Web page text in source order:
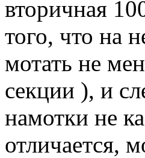
вторичная
того, что на
мотать не
секции ), и
намотки не
отличается,